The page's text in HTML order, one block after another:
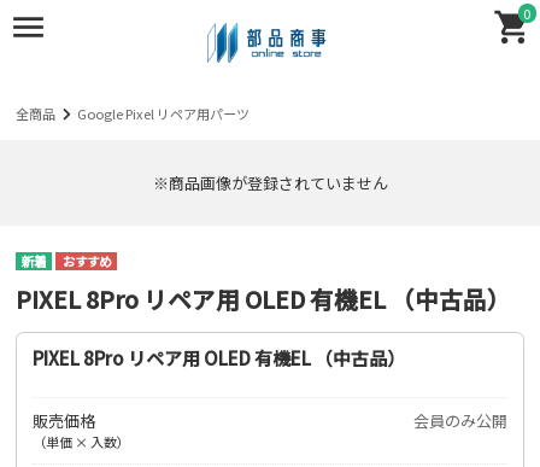
0
全商品 Google Pixel リペア用パーツ
※商品画像が登録されていません
PIXEL 8Pro リペア用 OLED 有機EL （中古品）
PIXEL 8Pro リペア用 OLED 有機EL （中古品）
販売価格
（単価 × 入数）
会員のみ公開